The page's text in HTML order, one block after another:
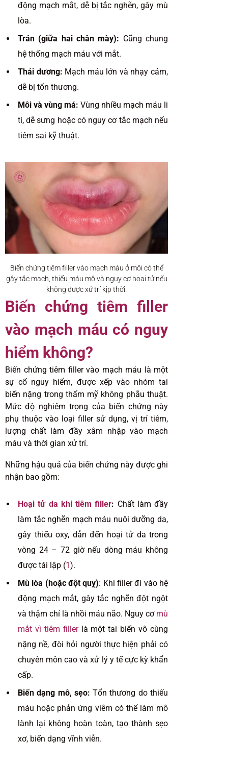
động mạch mắt, dễ bị tắc nghẽn, gây mù
lòa.
Trán (giữa hai chân mày): Cũng chung
hệ thống mạch máu với mắt.
Thái dương: Mạch máu lớn và nhạy cảm,
dễ bị tổn thương.
Môi và vùng má: Vùng nhiều mạch máu li
ti, dễ sưng hoặc có nguy cơ tắc mạch nếu
tiêm sai kỹ thuật.
Biến chứng tiêm filler vào mạch máu ở môi có thể
gây tắc mạch, thiếu máu mô và nguy cơ hoại tử nếu
không được xử trí kịp thời.
Biến chứng tiêm filler
vào mạch máu có nguy
hiểm không?
Biến chứng tiêm filler vào mạch máu là một
sự cố nguy hiểm, được xếp vào nhóm tai
biến nặng trong thẩm mỹ không phẫu thuật.
Mức độ nghiêm trọng của biến chứng này
phụ thuộc vào loại filler sử dụng, vị trí tiêm,
lượng chất làm đầy xâm nhập vào mạch
máu và thời gian xử trí.
Những hậu quả của biến chứng này được ghi
nhận bao gồm:
Hoại tử da khi tiêm filler: Chất làm đầy
làm tắc nghẽn mạch máu nuôi dưỡng da,
gây thiếu oxy, dẫn đến hoại tử da trong
vòng 24 – 72 giờ nếu dòng máu không
được tái lập (1 ).
Mù lòa (hoặc đột quỵ): Khi filler đi vào hệ
động mạch mắt, gây tắc nghẽn đột ngột
và thậm chí là nhồi máu não. Nguy cơ mù
mắt vì tiêm fillerlà một tai biến vô cùng
nặng nề, đòi hỏi người thực hiện phải có
chuyên môn cao và xử lý y tế cực kỳ khẩn
cấp.
Biến dạng mô, sẹo: Tổn thương do thiếu
máu hoặc phản ứng viêm có thể làm mô
lành lại không hoàn toàn, tạo thành sẹo
xơ, biến dạng vĩnh viễn.